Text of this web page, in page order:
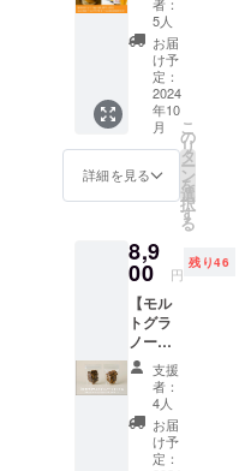
材料名 :
麦芽
（外国
造）、
大麦、
オーツ
麦、
容量 :
330ml
・アル
コール
分 :
0.5% ・
賞味期
限：常
温にて
製造か
ら5ヶ月
・保存
ニック
味を一
口おつ
けして
お届け
しま
す。 ◇
ローア
ルコー
ル
BREWT
O
tropical
XPA ・
品目 :
炭酸飲
材料名 :
麦芽
（外国
クラフ
トビー
ルの3本
の6本
セッ
ト】
ローア
ルコー
ルクラ
フト
ビール
WTO」
3本と
山口地
ビール
のクラ
フト
ビール3
本の6本
セット
です。
スタン
ダード
5人
お届
け予
定：
2024
年10
月
詳細を見る
こ
の
リ
タ
ー
ン
を
選
択
す
る
8,9
00 円
残り46
【モル
トグラ
ノーラ
セット
&『BR
EWTO
』3本
セッ
ト】
支援
者：
4人
お届
け予
定：